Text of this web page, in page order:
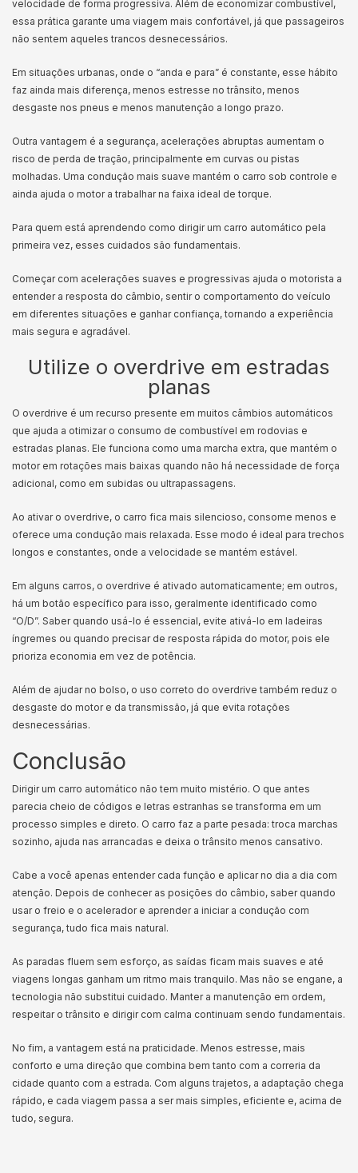
velocidade de forma progressiva. Além de economizar combustível,
essa prática garante uma viagem mais confortável, já que passageiros
não sentem aqueles trancos desnecessários.
Em situações urbanas, onde o “anda e para” é constante, esse hábito
faz ainda mais diferença, menos estresse no trânsito, menos
desgaste nos pneus e menos manutenção a longo prazo.
Outra vantagem é a segurança, acelerações abruptas aumentam o
risco de perda de tração, principalmente em curvas ou pistas
molhadas. Uma condução mais suave mantém o carro sob controle e
ainda ajuda o motor a trabalhar na faixa ideal de torque.
Para quem está aprendendo como dirigir um carro automático pela
primeira vez, esses cuidados são fundamentais.
Começar com acelerações suaves e progressivas ajuda o motorista a
entender a resposta do câmbio, sentir o comportamento do veículo
em diferentes situações e ganhar confiança, tornando a experiência
mais segura e agradável.
Utilize o overdrive em estradas
planas
O overdrive é um recurso presente em muitos câmbios automáticos
que ajuda a otimizar o consumo de combustível em rodovias e
estradas planas. Ele funciona como uma marcha extra, que mantém o
motor em rotações mais baixas quando não há necessidade de força
adicional, como em subidas ou ultrapassagens.
Ao ativar o overdrive, o carro fica mais silencioso, consome menos e
oferece uma condução mais relaxada. Esse modo é ideal para trechos
longos e constantes, onde a velocidade se mantém estável.
Em alguns carros, o overdrive é ativado automaticamente; em outros,
há um botão específico para isso, geralmente identificado como
“O/D”. Saber quando usá-lo é essencial, evite ativá-lo em ladeiras
íngremes ou quando precisar de resposta rápida do motor, pois ele
prioriza economia em vez de potência.
Além de ajudar no bolso, o uso correto do overdrive também reduz o
desgaste do motor e da transmissão, já que evita rotações
desnecessárias.
Conclusão
Dirigir um carro automático não tem muito mistério. O que antes
parecia cheio de códigos e letras estranhas se transforma em um
processo simples e direto. O carro faz a parte pesada: troca marchas
sozinho, ajuda nas arrancadas e deixa o trânsito menos cansativo.
Cabe a você apenas entender cada função e aplicar no dia a dia com
atenção. Depois de conhecer as posições do câmbio, saber quando
usar o freio e o acelerador e aprender a iniciar a condução com
segurança, tudo fica mais natural.
As paradas fluem sem esforço, as saídas ficam mais suaves e até
viagens longas ganham um ritmo mais tranquilo. Mas não se engane, a
tecnologia não substitui cuidado. Manter a manutenção em ordem,
respeitar o trânsito e dirigir com calma continuam sendo fundamentais.
No fim, a vantagem está na praticidade. Menos estresse, mais
conforto e uma direção que combina bem tanto com a correria da
cidade quanto com a estrada. Com alguns trajetos, a adaptação chega
rápido, e cada viagem passa a ser mais simples, eficiente e, acima de
tudo, segura.